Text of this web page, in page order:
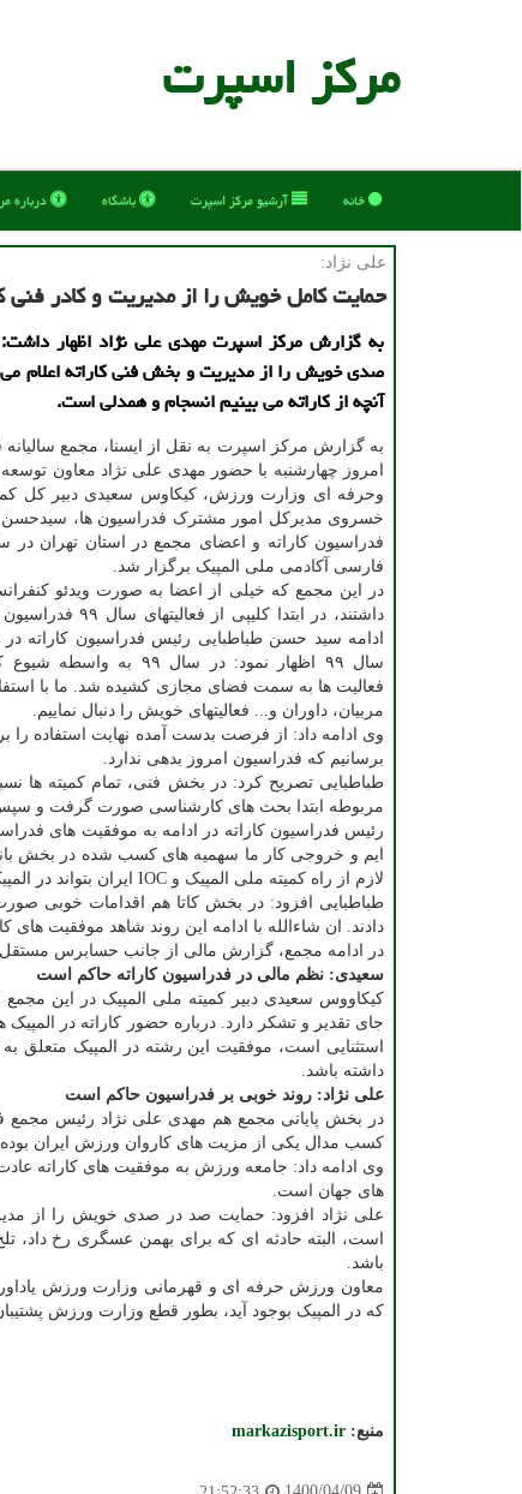
مركز اسپرت
خانه آرشیو مركز اسپرت باشگاه درباره
علی نژاد:
حمایت كامل خویش را از مدیریت و كادر فنی
به گزارش مرکز اسپرت مهدی علی نژاد اظهار
صدی خویش را از مدیریت و بخش فنی کاراته اعلام
آنچه از کاراته می بینیم انسجام و همدلی است.
به گزارش مرکز اسپرت به نقل از ایسنا، مجمع سالیانه
امروز چهارشنبه با حضور مهدی علی نژاد معاون توسعه
وحرفه ای وزارت ورزش، کیکاوس سعیدی دبیر کل
خسروی مدیرکل امور مشترک فدراسیون ها، سیدحسن
فدراسیون کاراته و اعضای مجمع در استان تهران در
فارسی آکادمی ملی المپیک برگزار شد.
در این مجمع که خیلی از اعضا به صورت ویدئو
داشتند، در ابتدا کلیپی از
ادامه سید حسن طباطبایی رئیس فدراسیون کاراته در
سال ۹۹ اظهار نمود: در سال ۹۹ به
فعالیت ها به سمت فضای مجازی کشیده شد. ما با
مربیان، داوران و... فعالیتهای خویش را دنبال نماییم.
وی ادامه داد: از فرصت بدست آمده نهایت استفاده را
برسانیم که فدراسیون امروز بدهی ندارد.
طباطبایی تصریح کرد: در بخش فنی، تمام کمیته ها
مربوطه ابتدا بحث های کارشناسی صورت گرفت و
رئیس فدراسیون کاراته در ادامه به موفقیت های
ایم و خروجی کار ما سهمیه های کسب شده در بخش
لازم از راه کمیته ملی المپیک و IOC ایران بتواند در المپیک صاحب سهمیه دیگری شود.
طباطبایی افزود: در بخش کاتا هم اقدامات خوبی
دادند. ان شاءالله با ادامه این روند شاهد موفقیت های
در ادامه مجمع، گزارش مالی از جانب حسابرس
سعیدی: نظم مالی در فدراسیون کاراته حاکم است
کیکاووس سعیدی دبیر کمیته ملی المپیک در این
جای تقدیر و تشکر دارد. درباره حضور کاراته در
استثنایی است، موفقیت این رشته در المپیک متعلق
داشته باشد.
علی نژاد: روند خوبی بر فدراسیون حاکم است
در بخش پایانی مجمع هم مهدی علی نژاد رئیس مجمع
کسب مدال یکی از مزیت های کاروان ورزش ایران
وی ادامه داد: جامعه ورزش به موفقیت های کاراته
های جهان است.
علی نژاد افزود: حمایت صد در صدی خویش را از
است، البته حادثه ای که برای بهمن عسگری رخ داد،
باشد.
معاون ورزش حرفه ای و قهرمانی وزارت ورزش یاداور
که در المپیک بوجود آید، بطور قطع وزارت ورزش
منبع: markazisport.ir